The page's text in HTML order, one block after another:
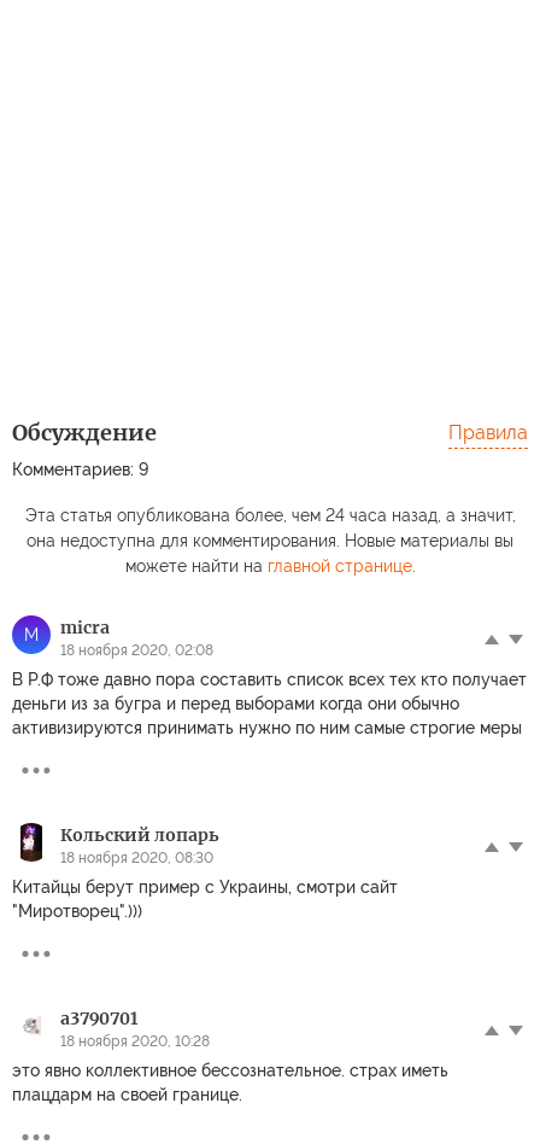
Обсуждение
Комментариев: 9
Правила
Эта статья опубликована более, чем 24 часа назад, а значит,
она недоступна для комментирования. Новые материалы вы
можете найти на главной странице.
M micra
18 ноября 2020, 02:08
В Р.Ф тоже давно пора составить список всех тех кто получает
деньги из за бугра и перед выборами когда они обычно
активизируются принимать нужно по ним самые строгие меры
Кольский лопарь
18 ноября 2020, 08:30
Китайцы берут пример с Украины, смотри сайт
"Миротворец".)))
a3790701
18 ноября 2020, 10:28
это явно коллективное бессознательное. страх иметь
плацдарм на своей границе.